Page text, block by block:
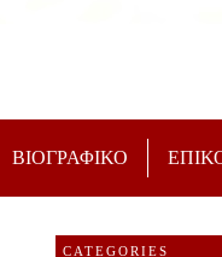
ΒΙΟΓΡΑΦΙΚΟ
CATEGORIES